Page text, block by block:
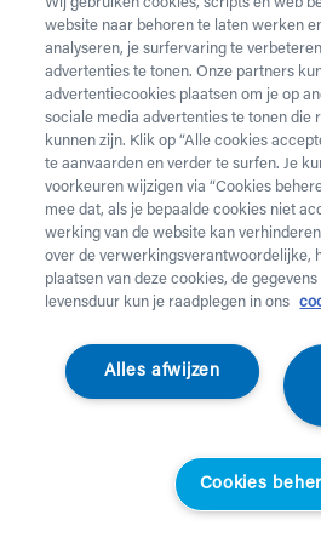
Vul onderstaand formulier in
zorgmateriaal.Dringende
weekendnodig? Neem telefonisch
22 22.
Heb jekrukken nodig? Die kan je
huurmateriaal laten ophalen?
Opgelet!Je huurt voor minstens 1
servicekost. Check de prijzenhier
duurt 2 werkdagen, een
feestdagen.
website naar behoren te laten werken
analyseren, je surfervaring te
advertenties te tonen. Onze partners
advertentiecookies plaatsen om je op
sociale media advertenties te tonen die
kunnen zijn. Klik op “Alle cookies
te aanvaarden en verder te surfen. Je
voorkeuren wijzigen via “Cookies
mee dat, als je bepaalde cookies niet
werking van de website kan
over de verwerkingsverantwoordelijke,
plaatsen van deze cookies, de
levensduur kun je raadplegen in ons
Alles afwijzen
Cookies